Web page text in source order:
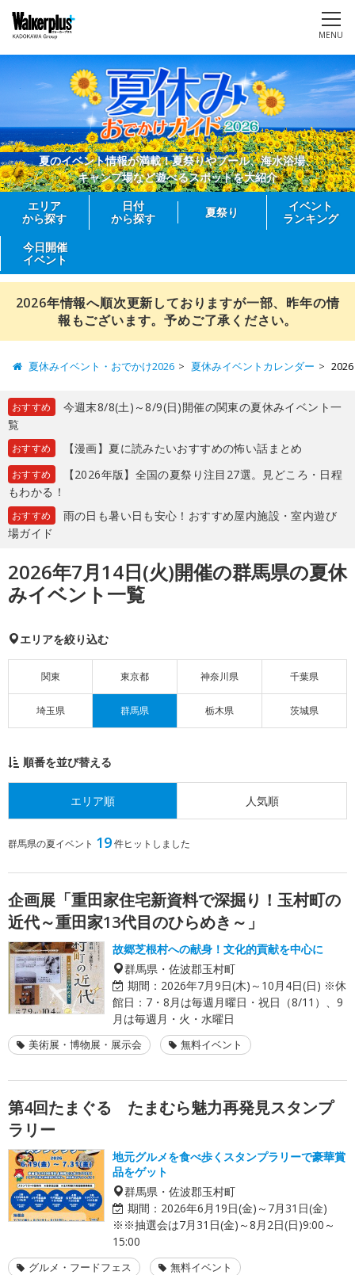
MENU
夏のイベント情報が満載！夏祭りやプール、海水浴場、
キャンプ場など遊べるスポットを大紹介
エリア
から探す
日付
から探す
夏祭り
イベント
ランキング
今日開催
イベント
2026年情報へ順次更新しておりますが一部、昨年の情
報もございます。予めご了承ください。
夏休みイベント・おでかけ2026 夏休みイベントカレンダー
おすすめ
今週末8/8(土)～8/9(日)開催の関東の夏休みイベント一
覧
おすすめ 【漫画】夏に読みたいおすすめの怖い話まとめ
おすすめ
【2026年版】全国の夏祭り注目27選。見どころ・日程
もわかる！
おすすめ
雨の日も暑い日も安心！おすすめ屋内施設・室内遊び
場ガイド
2026年7月14日(火)開催の群馬県の夏休
みイベント一覧
エリアを絞り込む
関東 東京都 神奈川県 千葉県
埼玉県 群馬県 栃木県 茨城県
順番を並び替える
エリア順 人気順
群馬県の夏イベント 19件ヒットしました
企画展「重田家住宅新資料で深掘り！玉村町の
近代～重田家13代目のひらめき～」
故郷芝根村への献身！文化的貢献を中心に
群馬県・佐波郡玉村町
期間： 2026年7月9日(木)～10月4日(日) ※休
館日：7・8月は毎週月曜日・祝日（8/11）、9
月は毎週月・火・水曜日
美術展・博物展・展示会 無料イベント
第4回たまぐる たまむら魅力再発見スタンプ
ラリー
地元グルメを食べ歩くスタンプラリーで豪華賞
品をゲット
群馬県・佐波郡玉村町
期間： 2026年6月19日(金)～7月31日(金)
※※抽選会は7月31日(金)～8月2日(日)9:00～
15:00
グルメ・フードフェス 無料イベント